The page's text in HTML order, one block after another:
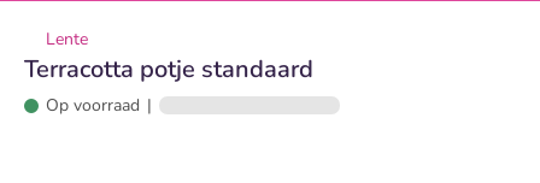
Lente
Terracotta potje standaard
Op voorraad |